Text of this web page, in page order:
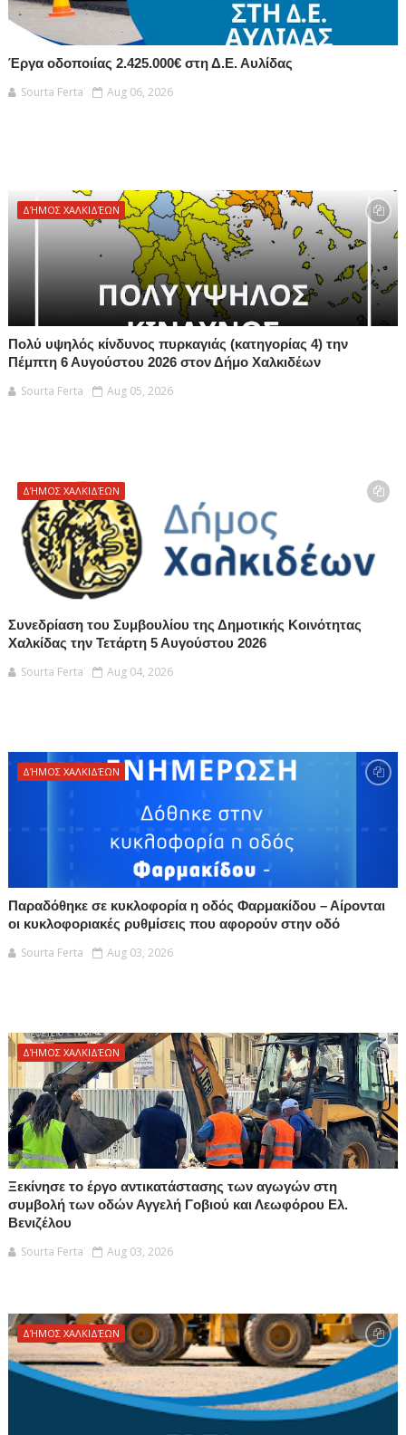
Έργα οδοποιίας 2.425.000€ στη Δ.Ε. Αυλίδας
Sourta Ferta
Aug 06, 2026
ΔΉΜΟΣ ΧΑΛΚΙΔΈΩΝ
Πολύ υψηλός κίνδυνος πυρκαγιάς (κατηγορίας 4) την
Πέμπτη 6 Αυγούστου 2026 στον Δήμο Χαλκιδέων
Sourta Ferta
Aug 05, 2026
ΔΉΜΟΣ ΧΑΛΚΙΔΈΩΝ
Συνεδρίαση του Συμβουλίου της Δημοτικής Κοινότητας
Χαλκίδας την Τετάρτη 5 Αυγούστου 2026
Sourta Ferta
Aug 04, 2026
ΔΉΜΟΣ ΧΑΛΚΙΔΈΩΝ
Παραδόθηκε σε κυκλοφορία η οδός Φαρμακίδου – Αίρονται
οι κυκλοφοριακές ρυθμίσεις που αφορούν στην οδό
Sourta Ferta
Aug 03, 2026
ΔΉΜΟΣ ΧΑΛΚΙΔΈΩΝ
Ξεκίνησε το έργο αντικατάστασης των αγωγών στη
συμβολή των οδών Αγγελή Γοβιού και Λεωφόρου Ελ.
Βενιζέλου
Sourta Ferta
Aug 03, 2026
ΔΉΜΟΣ ΧΑΛΚΙΔΈΩΝ